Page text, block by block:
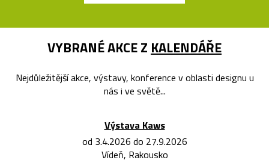
VYBRANÉ AKCE Z KALENDÁŘE
Nejdůležitější akce, výstavy, konference v oblasti designu u
nás i ve světě...
Výstava Kaws
od 3.4.2026 do 27.9.2026
Vídeň, Rakousko